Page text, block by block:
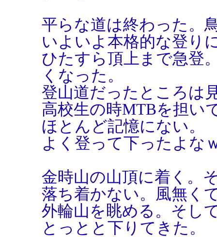
平らな道は終わった。
いよいよ本格的な登り
ひたすら頂上まで急登
くなった。
登山道だったところは
高校生の時MTBを担い
ほとんど記憶にない。
よく登って下ったよ
金時山の山頂に着く。
落ち着かない。風無く
外輪山を眺める。そし
とっとと下りてきた。